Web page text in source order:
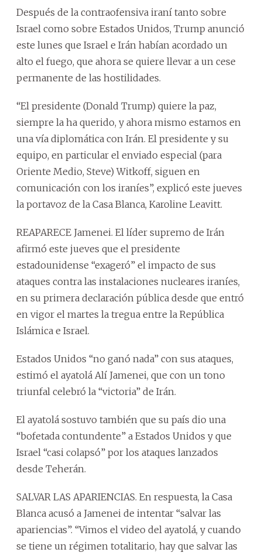
Después de la contraofensiva iraní tanto sobre
Israel como sobre Estados Unidos, Trump anunció
este lunes que Israel e Irán habían acordado un
alto el fuego, que ahora se quiere llevar a un cese
permanente de las hostilidades.
“El presidente (Donald Trump) quiere la paz,
siempre la ha querido, y ahora mismo estamos en
una vía diplomática con Irán. El presidente y su
equipo, en particular el enviado especial (para
Oriente Medio, Steve) Witkoff, siguen en
comunicación con los iraníes”, explicó este jueves
la portavoz de la Casa Blanca, Karoline Leavitt.
REAPARECE Jamenei. El líder supremo de Irán
afirmó este jueves que el presidente
estadounidense “exageró” el impacto de sus
ataques contra las instalaciones nucleares iraníes,
en su primera declaración pública desde que entró
en vigor el martes la tregua entre la República
Islámica e Israel.
Estados Unidos “no ganó nada” con sus ataques,
estimó el ayatolá Alí Jamenei, que con un tono
triunfal celebró la “victoria” de Irán.
El ayatolá sostuvo también que su país dio una
“bofetada contundente” a Estados Unidos y que
Israel “casi colapsó” por los ataques lanzados
desde Teherán.
SALVAR LAS APARIENCIAS. En respuesta, la Casa
Blanca acusó a Jamenei de intentar “salvar las
apariencias”. “Vimos el video del ayatolá, y cuando
se tiene un régimen totalitario, hay que salvar las